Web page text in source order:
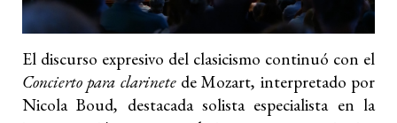
El discurso expresivo del clasicismo continuó con el
Concierto para clarinete de Mozart, interpretado por
Nicola Boud, destacada solista especialista en la